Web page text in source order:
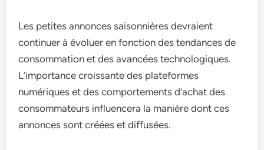
Les petites annonces saisonnières devraient
continuer à évoluer en fonction des tendances de
consommation et des avancées technologiques.
L’importance croissante des plateformes
numériques et des comportements d’achat des
consommateurs influencera la manière dont ces
annonces sont créées et diffusées.